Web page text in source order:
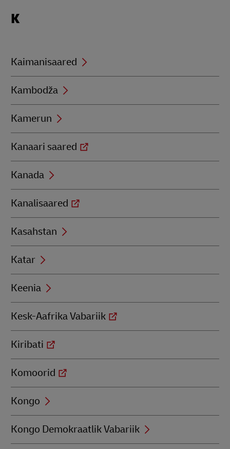
beginning
K
Kaimanisaared
Kambodža
Kamerun
Kanaari saared
Kanada
Kanalisaared
Kasahstan
Katar
Keenia
Kesk-Aafrika Vabariik
Kiribati
Komoorid
Kongo
Kongo Demokraatlik Vabariik